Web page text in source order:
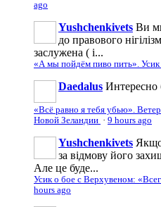
ago
Yushchenkivets Ви
до правового
заслужена ( і...
«А мы пойдём пиво пить».
Daedalus
«Всё равно я тебя убью».
Новой Зеландии · 9 hours ago
Yushchenkivets
за відмову його
Але це буде...
Усик о бое с Верхувеном:
hours ago